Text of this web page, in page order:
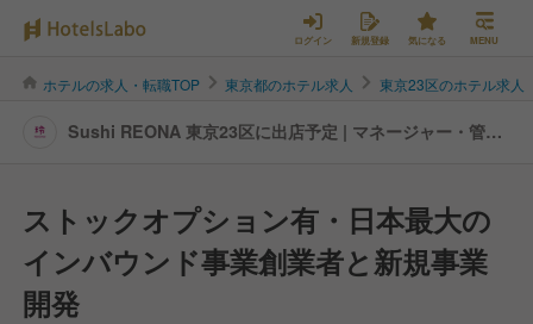
ログイン 新規登録 気になる MENU
ホテルの求人・転職TOP 東京都のホテル求人 東京23区のホテル求人
Sushi REONA 東京23区に出店予定 | マネージャー・管理
ストックオプション有・日本最大の
インバウンド事業創業者と新規事業
開発